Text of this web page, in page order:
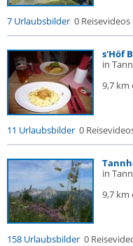
7 Urlaubsbilder 0 Reisevideos
s'Höf
in
9,7
11 Urlaubsbilder 0
in
9,7
158 Urlaubsbilder 0